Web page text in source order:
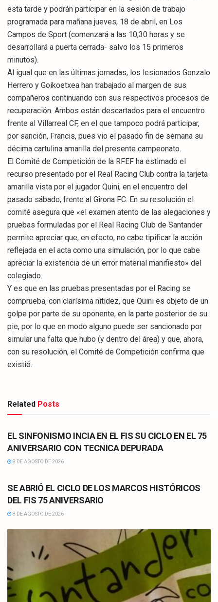
esta tarde y podrán participar en la sesión de trabajo
programada para mañana jueves, 18 de abril, en Los
Campos de Sport (comenzará a las 10,30 horas y se
desarrollará a puerta cerrada- salvo los 15 primeros
minutos).
Al igual que en las últimas jornadas, los lesionados Gonzalo
Herrero y Goikoetxea han trabajado al margen de sus
compañeros continuando con sus respectivos procesos de
recuperación. Ambos están descartados para el encuentro
frente al Villarreal CF, en el que tampoco podrá participar,
por sanción, Francis, pues vio el pasado fin de semana su
décima cartulina amarilla del presente campeonato.
El Comité de Competición de la RFEF ha estimado el
recurso presentado por el Real Racing Club contra la tarjeta
amarilla vista por el jugador Quini, en el encuentro del
pasado sábado, frente al Girona FC. En su resolución el
comité asegura que «el examen atento de las alegaciones y
pruebas formuladas por el Real Racing Club de Santander
permite apreciar que, en efecto, no cabe tipificar la acción
reflejada en el acta como una simulación, por lo que cabe
apreciar la existencia de un error material manifiesto» del
colegiado.
Y es que en las pruebas presentadas por el Racing se
comprueba, con clarísima nitidez, que Quini es objeto de un
golpe por parte de su oponente, en la parte posterior de su
pie, por lo que en modo alguno puede ser sancionado por
simular una falta que hubo (y dentro del área) y que, ahora,
con su resolución, el Comité de Competición confirma que
existió.
Related Posts
CULTURA
EL SINFONISMO INCIA EN EL FIS SU CICLO EN EL 75
ANIVERSARIO CON TECNICA DEPURADA
8 DE AGOSTO DE 2026
SE ABRIÓ EL CICLO DE LOS MARCOS HISTÓRICOS
DEL FIS 75 ANIVERSARIO
8 DE AGOSTO DE 2026